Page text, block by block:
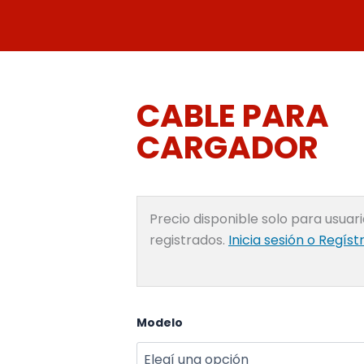
contenido
CABLE PARA
CARGADOR
Precio disponible solo para
registrados. Inicia sesión o
Modelo
CABLE
CARGADOR